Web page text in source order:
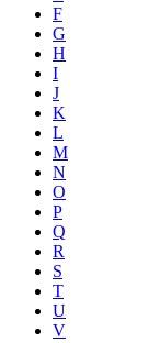
F
G
H
I
J
K
L
M
N
O
P
Q
R
S
T
U
V